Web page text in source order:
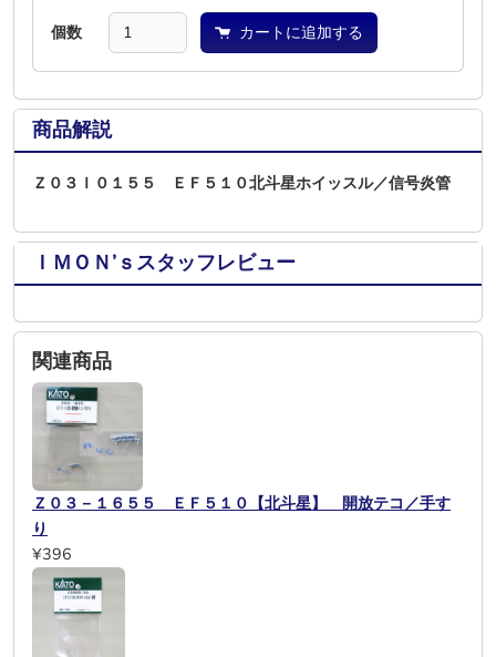
個数 カートに追加する
商品解説
Ｚ０３Ｉ０１５５ ＥＦ５１０北斗星ホイッスル／信号炎管
ＩＭＯＮ’ｓスタッフレビュー
関連商品
Ｚ０３－１６５５ ＥＦ５１０【北斗星】 開放テコ／手す
り
¥396